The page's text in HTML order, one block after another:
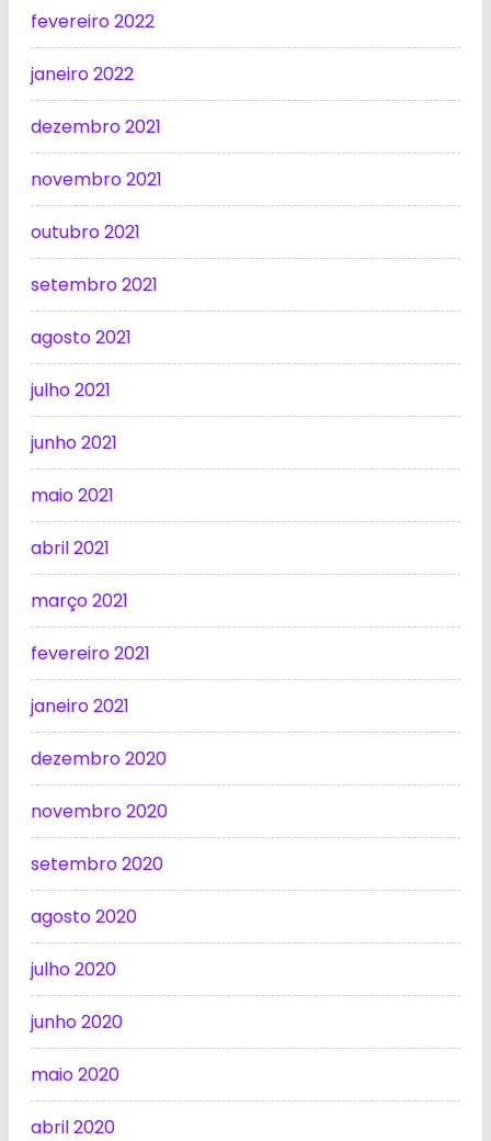
fevereiro 2022
janeiro 2022
dezembro 2021
novembro 2021
outubro 2021
setembro 2021
agosto 2021
julho 2021
junho 2021
maio 2021
abril 2021
março 2021
fevereiro 2021
janeiro 2021
dezembro 2020
novembro 2020
setembro 2020
agosto 2020
julho 2020
junho 2020
maio 2020
abril 2020